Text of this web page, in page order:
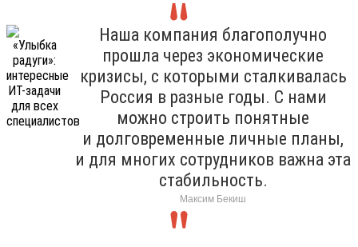
Наша компания благополучно
прошла через экономические
кризисы, с которыми сталкивалась
Россия в разные годы. С нами
можно строить понятные
и долговременные личные планы,
и для многих сотрудников важна эта
стабильность.
Максим Бекиш